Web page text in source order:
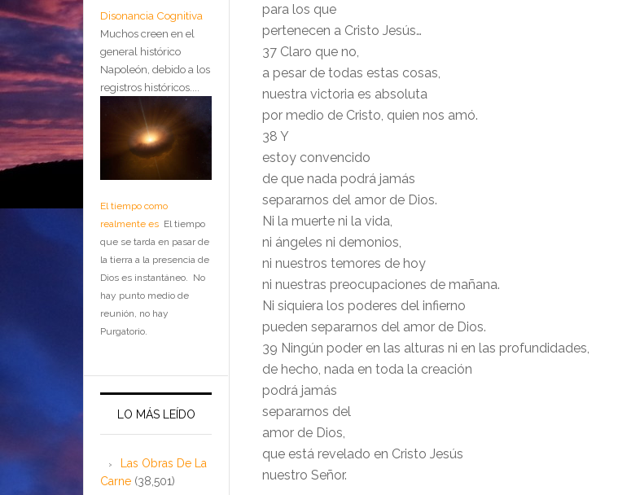
para los que
pertenecen a Cristo Jesús…
37 Claro que no,
a pesar de todas estas cosas,
nuestra victoria es absoluta
por medio de Cristo, quien nos amó.
38 Y
estoy convencido
de que nada podrá jamás
separarnos del amor de Dios.
Ni la muerte ni la vida,
ni ángeles ni demonios,
ni nuestros temores de hoy
ni nuestras preocupaciones de mañana.
Ni siquiera los poderes del infierno
pueden separarnos del amor de Dios.
39 Ningún poder en las alturas ni en las profundidades,
de hecho, nada en toda la creación
podrá jamás
separarnos del
amor de Dios,
que está revelado en Cristo Jesús
nuestro Señor.
Disonancia Cognitiva
Muchos creen en el
general histórico
Napoleón, debido a los
registros históricos....
El tiempo como
realmente es El tiempo
que se tarda en pasar de
la tierra a la presencia de
Dios es instantáneo. No
hay punto medio de
reunión, no hay
Purgatorio.
LO MÁS LEÍDO
Las Obras De La
Carne (38,501)